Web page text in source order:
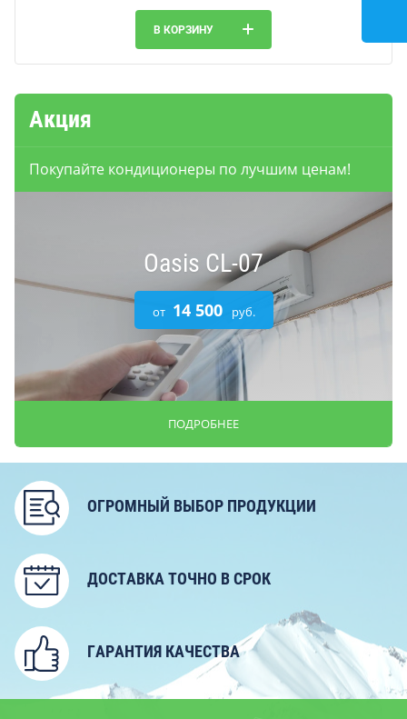
Акция
Покупайте кондиционеры по лучшим ценам!
Oasis CL-07
от 14 500 руб.
ПОДРОБНЕЕ
В КОРЗИНУ
ОГРОМНЫЙ ВЫБОР ПРОДУКЦИИ
ДОСТАВКА ТОЧНО В СРОК
ГАРАНТИЯ КАЧЕСТВА